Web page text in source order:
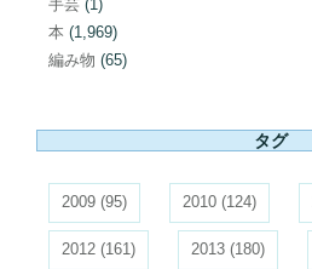
手芸 (1)
本 (1,969)
編み物 (65)
タグ
2009 (95) 2010 (124)
2012 (161) 2013 (180)